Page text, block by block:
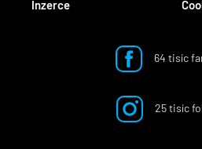
Inzerce
64 tisíc
25 tisíc